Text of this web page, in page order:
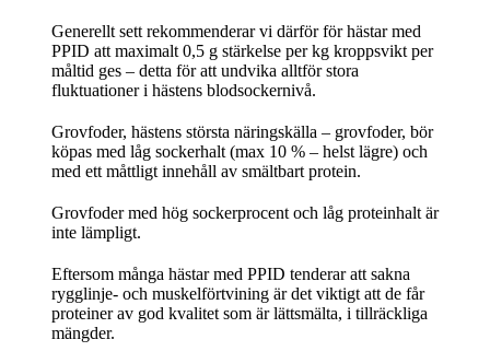
Generellt sett rekommenderar vi därför för hästar med
PPID att maximalt 0,5 g stärkelse per kg kroppsvikt per
måltid ges – detta för att undvika alltför stora
fluktuationer i hästens blodsockernivå.
Grovfoder, hästens största näringskälla – grovfoder, bör
köpas med låg sockerhalt (max 10 % – helst lägre) och
med ett måttligt innehåll av smältbart protein.
Grovfoder med hög sockerprocent och låg proteinhalt är
inte lämpligt.
Eftersom många hästar med PPID tenderar att sakna
rygglinje- och muskelförtvining är det viktigt att de får
proteiner av god kvalitet som är lättsmälta, i tillräckliga
mängder.